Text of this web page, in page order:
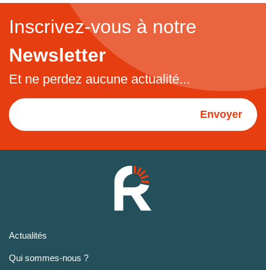
Inscrivez-vous à notre
Newsletter
Et ne perdez aucune actualité...
Envoyer
Actualités
Qui sommes-nous ?